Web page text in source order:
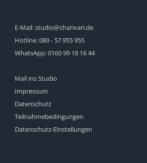
E-Mail:studio@charivari.de
Hotline:089 - 57 955 955
WhatsApp:0160 99 18 16 44
Mail ins Studio
Impressum
Datenschutz
Teilnahmebedingungen
Datenschutz-Einstellungen